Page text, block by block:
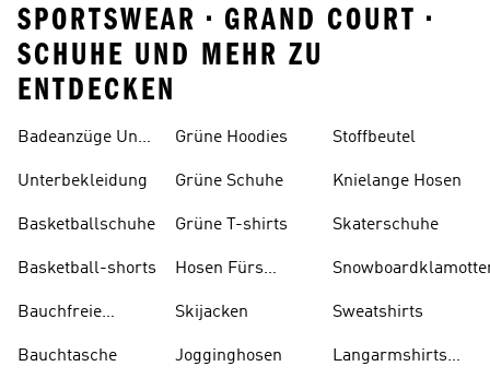
SPORTSWEAR • GRAND COURT •
SCHUHE UND MEHR ZU
ENTDECKEN
Badeanzüge Und
Unterbekleidung
Basketballschuhe
Basketball-shorts
Bauchfreie
Bauchtasche
Grüne Hoodies
Grüne Schuhe
Grüne T-shirts
Hosen Fürs
Skijacken
Jogginghosen
Stoffbeutel
Knielange Hosen
Skaterschuhe
Sweatshirts
Langarmshirts